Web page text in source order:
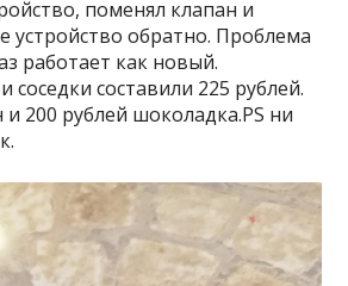
поменял клапан и
устройство обратно. Проблема
работает как новый.
составили 225 рублей.
и 200 рублей шоколадка.PS ни